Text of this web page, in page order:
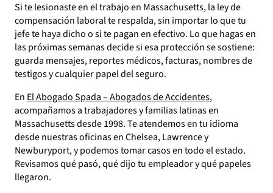
Si te lesionaste en el trabajo en Massachusetts, la ley de
compensación laboral te respalda, sin importar lo que tu
jefe te haya dicho o si te pagan en efectivo. Lo que hagas en
las próximas semanas decide si esa protección se sostiene:
guarda mensajes, reportes médicos, facturas, nombres de
testigos y cualquier papel del seguro.
En El Abogado Spada – Abogados de Accidentes,
acompañamos a trabajadores y familias latinas en
Massachusetts desde 1998. Te atendemos en tu idioma
desde nuestras oficinas en Chelsea, Lawrence y
Newburyport, y podemos tomar casos en todo el estado.
Revisamos qué pasó, qué dijo tu empleador y qué papeles
llegaron.